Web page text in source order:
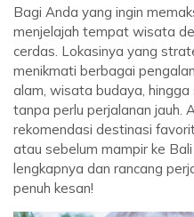
Bagi Anda yang ingin
menjelajah tempat wisata
cerdas. Lokasinya yang
menikmati berbagai
alam, wisata budaya,
tanpa perlu perjalanan jauh.
rekomendasi destinasi
atau sebelum mampir ke Bali
lengkapnya dan rancang
penuh kesan!